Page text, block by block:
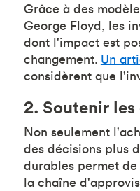
Grâce à des
George Floyd, les
dont l'impact est
changement. Un
considèrent que
2. Soutenir
Non seulement
des décisions plus
durables permet
la chaîne